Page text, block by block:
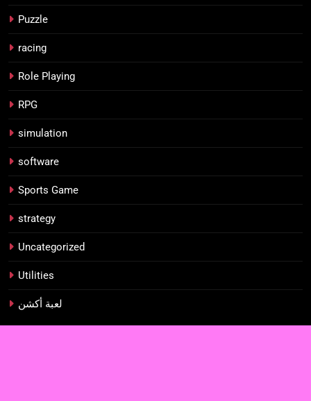
Puzzle
racing
Role Playing
RPG
simulation
software
Sports Game
strategy
Uncategorized
Utilities
لعبة أكشن